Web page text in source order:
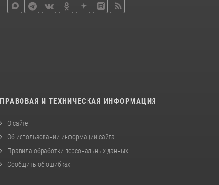
ПРАВОВАЯ И ТЕХНИЧЕСКАЯ ИНФОРМАЦИЯ
О сайте
Об использовании информации сайта
Правила обработки персональных данных
Сообщить об ошибках